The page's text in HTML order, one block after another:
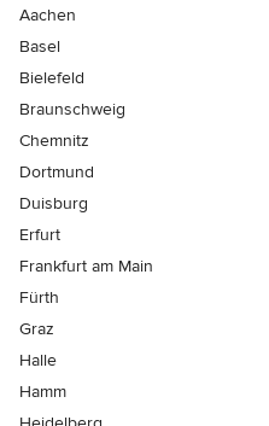
Aachen
Basel
Bielefeld
Braunschweig
Chemnitz
Dortmund
Duisburg
Erfurt
Frankfurt am Main
Fürth
Graz
Halle
Hamm